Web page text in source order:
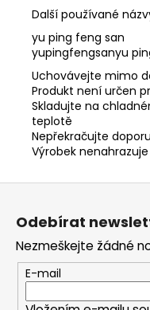
Další používané
yu ping feng san
yupingfengsanyu
Uchovávejte mimo
Produkt není určen
Skladujte na
teplotě
Nepřekračujte
Výrobek
Z
Odebírat
Nezmeškejte žádné
E-mail